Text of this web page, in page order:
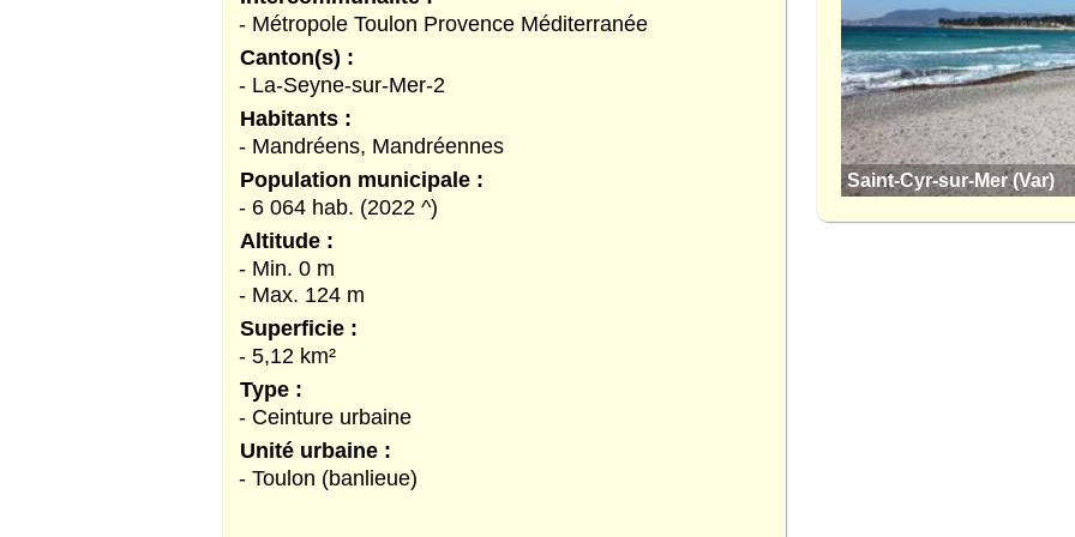
- Métropole Toulon Provence Méditerranée
Canton(s) :
- La-Seyne-sur-Mer-2
Habitants :
- Mandréens, Mandréennes
Population municipale :
- 6 064 hab. (2022 ^)
Altitude :
- Min. 0 m
- Max. 124 m
Superficie :
- 5,12 km²
Type :
- Ceinture urbaine
Unité urbaine :
- Toulon (banlieue)
Saint-Cyr-sur-Mer (Var)